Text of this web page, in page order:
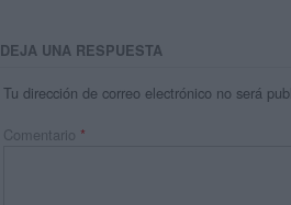
DEJA UNA RESPUESTA
Tu dirección de correo electrónico no será
Comentario *